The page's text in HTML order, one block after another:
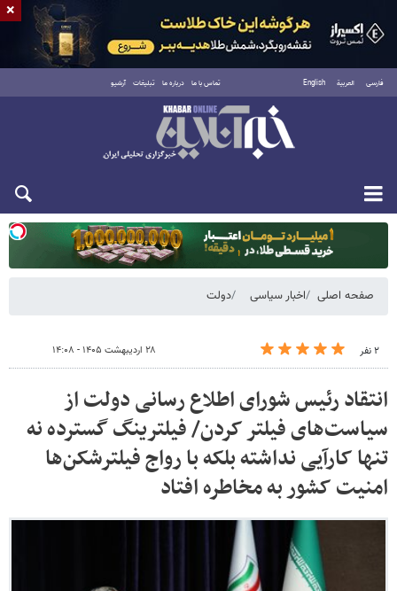
فارسی العربية English تماس با ما درباره ما تبلیغات آرشیو
یکشنبه ۱۸ مرداد ۱۴۰۵
صفحه اصلی اخبار سیاسی دولت
۲ نفر ۲۸ اردیبهشت ۱۴۰۵ - ۱۴:۰۸
انتقاد رئیس شورای اطلاع رسانی دولت از
سیاست‌های فیلتر کردن/ فیلترینگ گسترده نه‌
تنها کارآیی نداشته بلکه با رواج فیلترشکن‌ها
امنیت کشور به مخاطره افتاد
×